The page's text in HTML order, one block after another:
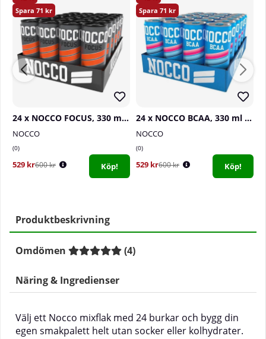
71
24 x NOCCO FOCUS, 330 ml (Stellar Blend)
NOCCO
0
529 kr600 kr Köp!
71
24 x NOCCO BCAA, 330 ml (Blue Raspberry)
NOCCO
0
529 kr600 kr Köp!
Produktbeskrivning
Omdömen (4)
Näring & Ingredienser
Välj ett Nocco mixflak med 24 burkar och bygg din
egen smakpalett helt utan socker eller kolhydrater.